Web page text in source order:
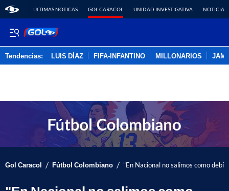
ÚLTIMAS NOTICAS GOL CARACOL UNIDAD INVESTIGATIVA NOTICIAS
Tendencias: LUIS DÍAZ FIFA-INFANTINO MILLONARIOS
Gol Caracol / Fútbol Colombiano / "En Nacional no salimos como